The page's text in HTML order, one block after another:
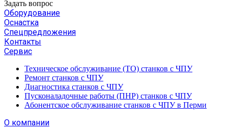
Задать вопрос
Оборудование
Оснастка
Спецпредложения
Контакты
Сервис
Техническое обслуживание (ТО) станков с ЧПУ
Ремонт станков с ЧПУ
Диагностика станков с ЧПУ
Пусконаладочные работы (ПНР) станков с ЧПУ
Абонентское обслуживание станков с ЧПУ в Перми
О компании